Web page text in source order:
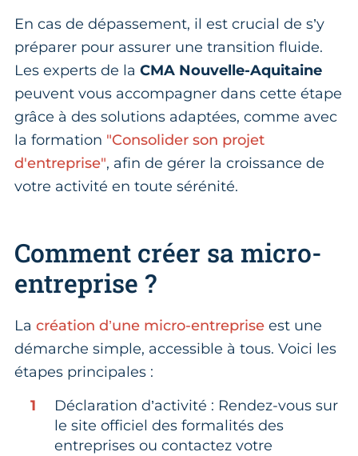
En cas de dépassement, il est crucial de s’y
préparer pour assurer une transition fluide.
Les experts de la CMA Nouvelle-Aquitaine
peuvent vous accompagner dans cette étape
grâce à des solutions adaptées, comme avec
la formation "Consolider son projet
d'entreprise", afin de gérer la croissance de
votre activité en toute sérénité.
Comment créer sa micro-
entreprise ?
La création d’une micro-entreprise est une
démarche simple, accessible à tous. Voici les
étapes principales :
Déclaration d’activité : Rendez-vous sur
le site officiel des formalités des
entreprises ou contactez votre